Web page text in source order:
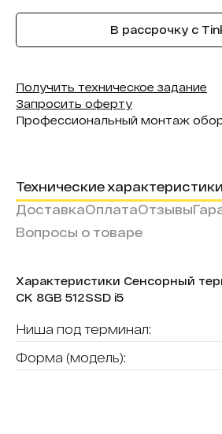
В рассрочку с
Получить техническое задание
Запросить оферту
Профессиональный монтаж
Технические характеристики
ДоставкаОплатаОтзывы
Вопросы о товаре
Характеристики Сенсорный
СК 8GB 512SSD i5
Ниша под терминал:
Форма (модель):